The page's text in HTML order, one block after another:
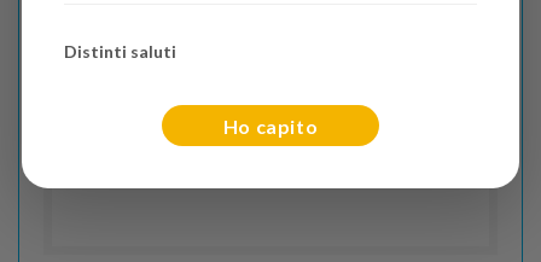
(Da 0 a 2 anni)
Distinti saluti
Ho capito